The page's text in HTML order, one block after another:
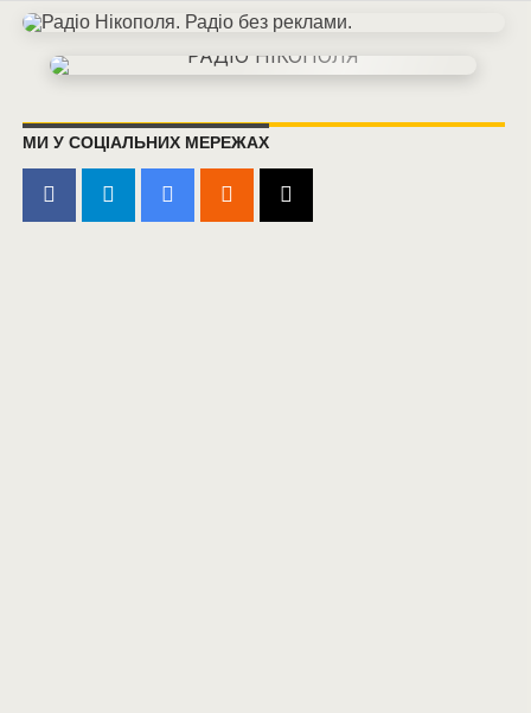
МИ У СОЦІАЛЬНИХ МЕРЕЖАХ